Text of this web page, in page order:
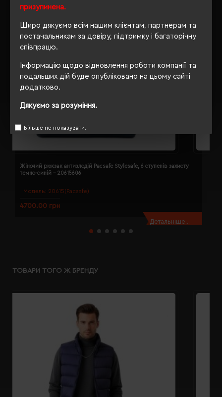
призупинена.
Щиро дякуємо всім нашим клієнтам, партнерам та
постачальникам за довіру, підтримку і багаторічну
співпрацю.
Інформацію щодо відновлення роботи компанії та
подальших дій буде опубліковано на цьому сайті
додатково.
Дякуємо за розуміння.
Більше не показувати.
Модель: 20615(Pacsafe)
Жіночий рюкзак антизлодій Pacsafe Stylesafe, 6 ступенів захисту
темно-синій - 20615606
4700.00 грн
Детальніше...
ТОВАРИ ТОГО Ж БРЕНДУ